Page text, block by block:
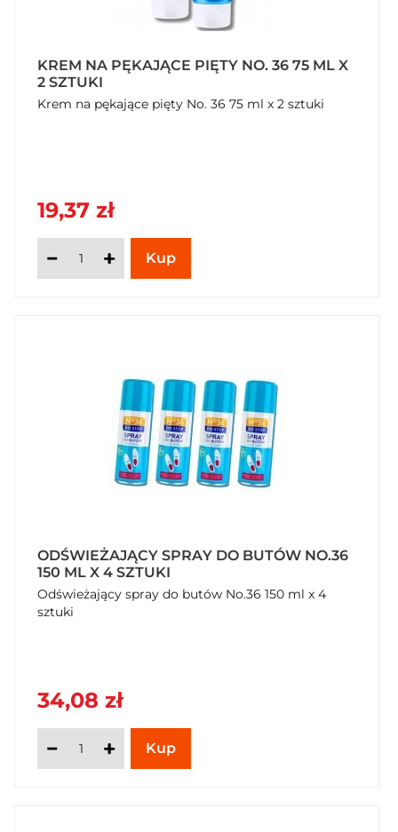
KREM NA PĘKAJĄCE PIĘTY NO. 36 75 ML X
2 SZTUKI
Krem na pękające pięty No. 36 75 ml x 2 sztuki
19,37 zł
ODŚWIEŻAJĄCY SPRAY DO BUTÓW NO.36
150 ML X 4 SZTUKI
Odświeżający spray do butów No.36 150 ml x 4
sztuki
34,08 zł